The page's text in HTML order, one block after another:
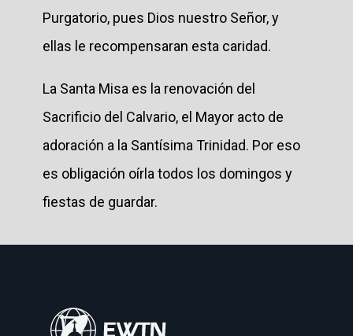
Purgatorio, pues Dios nuestro Señor, y
ellas le recompensaran esta caridad.
La Santa Misa es la renovación del
Sacrificio del Calvario, el Mayor acto de
adoración a la Santísima Trinidad. Por eso
es obligación oírla todos los domingos y
fiestas de guardar.